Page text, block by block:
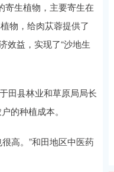
寄生植物，主要寄生在
物，给肉苁蓉提供了
效益，实现了“沙地生
田县林业和草原局局长
的种植成本。
高。”和田地区中医药